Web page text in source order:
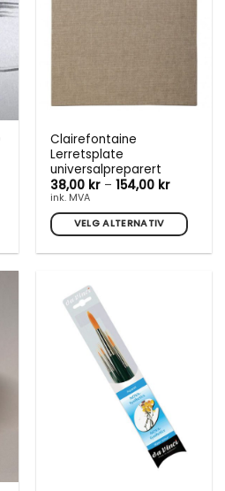
Clairefontaine
Lerretsplate
universalpreparert
38,00 kr – 154,00 kr
154,00 kr
ink. MVA
VELG ALTERNATIV
flere
varianter.
Alternativene
produktsiden